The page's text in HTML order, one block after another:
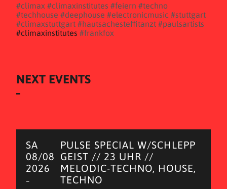
#climax #climaxinstitutes #feiern #techno
#techhouse #deephouse #electronicmusic #stuttgart
#climaxstuttgart #hautsachesteffitanzt #paulsartists
#climaxinstitutes #frankfox
NEXT EVENTS
SA
08/08
2026
–
PULSE SPECIAL W/SCHLEPP
GEIST // 23 UHR //
MELODIC-TECHNO, HOUSE,
TECHNO